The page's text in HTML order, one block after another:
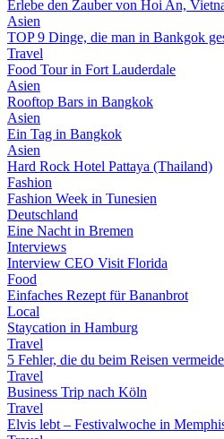
Erlebe den Zauber von Hoi An,
Asien
TOP 9 Dinge, die man in Bankgok
Travel
Food Tour in Fort Lauderdale
Asien
Rooftop Bars in Bangkok
Asien
Ein Tag in Bangkok
Asien
Hard Rock Hotel Pattaya (Thailand)
Fashion
Fashion Week in Tunesien
Deutschland
Eine Nacht in Bremen
Interviews
Interview CEO Visit Florida
Food
Einfaches Rezept für Bananbrot
Local
Staycation in Hamburg
Travel
5 Fehler, die du beim Reisen
Travel
Business Trip nach Köln
Travel
Elvis lebt – Festivalwoche in